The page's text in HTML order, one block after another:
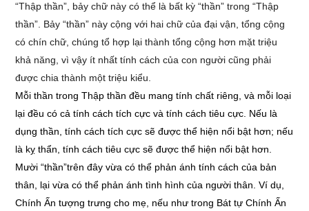
“Thập thần”, bảy chữ này có thể là bất kỳ “thần” trong “Thập
thần”. Bảy “thần” này cộng với hai chữ của đại vận, tổng cộng
có chín chữ, chúng tổ hợp lại thành tổng cộng hơn mặt triệu
khả năng, vì vậy ít nhất tính cách của con người cũng phải
được chia thành một triệu kiểu.
Mỗi thần trong Thập thần đều mang tính chất riêng, và mỗi loại
lại đều có cả tính cách tích cực và tính cách tiêu cực. Nếu là
dụng thần, tính cách tích cực sẽ được thể hiện nổi bật hơn; nếu
là kỵ thẩn, tính cách tiêu cực sẽ được thể hiện nổi bật hơn.
Mười “thần”trên đây vừa có thể phản ánh tính cách của bản
thân, lại vừa có thể phản ánh tình hình của người thân. Ví dụ,
Chính Ấn tượng trưng cho mẹ, nếu như trong Bát tự Chính Ấn